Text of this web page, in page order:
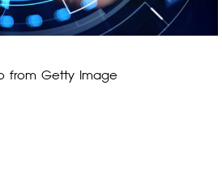
from Getty Image